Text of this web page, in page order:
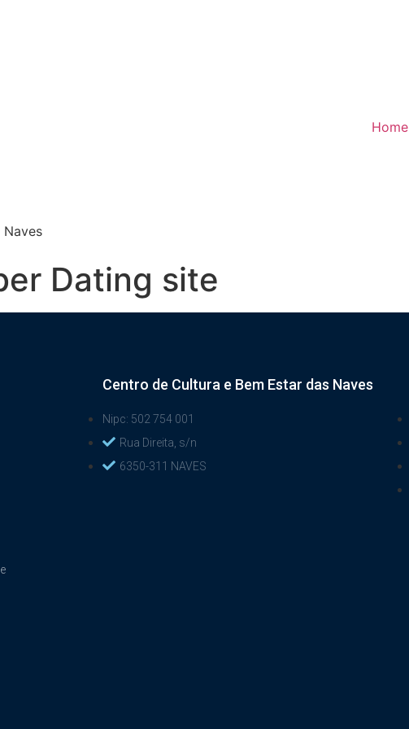
Home
Dating site
Centro de Cultura e Bem Estar das Naves
Nipc: 502 754 001
Rua Direita, s/n
6350-311 NAVES